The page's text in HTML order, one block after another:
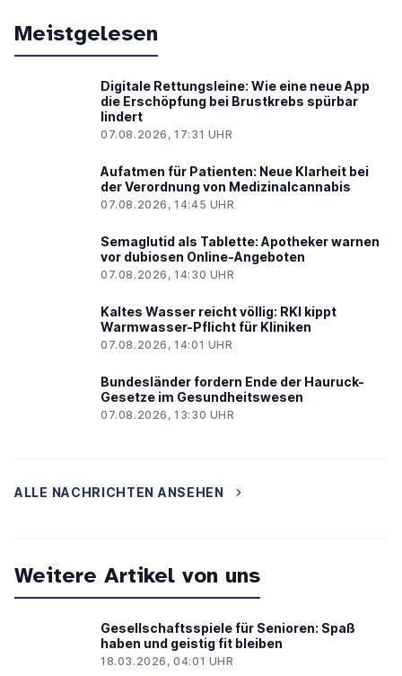
Meistgelesen
Digitale Rettungsleine: Wie eine neue App
die Erschöpfung bei Brustkrebs spürbar
lindert
07.08.2026, 17:31 UHR
Aufatmen für Patienten: Neue Klarheit bei
der Verordnung von Medizinalcannabis
07.08.2026, 14:45 UHR
Semaglutid als Tablette: Apotheker warnen
vor dubiosen Online-Angeboten
07.08.2026, 14:30 UHR
Kaltes Wasser reicht völlig: RKI kippt
Warmwasser-Pflicht für Kliniken
07.08.2026, 14:01 UHR
Bundesländer fordern Ende der Hauruck-
Gesetze im Gesundheitswesen
07.08.2026, 13:30 UHR
ALLE NACHRICHTEN ANSEHEN
Weitere Artikel von uns
Gesellschaftsspiele für Senioren: Spaß
haben und geistig fit bleiben
18.03.2026, 04:01 UHR